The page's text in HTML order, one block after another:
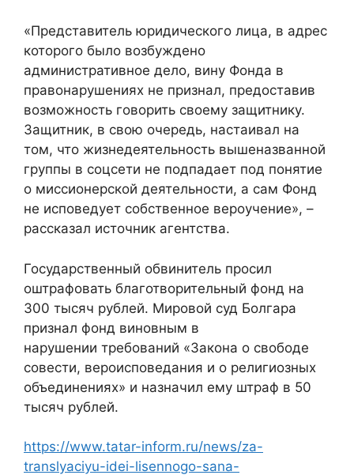
«Представитель юридического лица, в адрес
которого было возбуждено
административное дело, вину Фонда в
правонарушениях не признал, предоставив
возможность говорить своему защитнику.
Защитник, в свою очередь, настаивал на
том, что жизнедеятельность вышеназванной
группы в соцсети не подпадает под понятие
о миссионерской деятельности, а сам Фонд
не исповедует собственное вероучение», –
рассказал источник агентства.
Государственный обвинитель просил
оштрафовать благотворительный фонд на
300 тысяч рублей. Мировой суд Болгара
признал фонд виновным в
нарушении требований «Закона о свободе
совести, вероисповедания и о религиозных
объединениях» и назначил ему штраф в 50
тысяч рублей.
https://www.tatar-inform.ru/news/za-
translyaciyu-idei-lisennogo-sana-